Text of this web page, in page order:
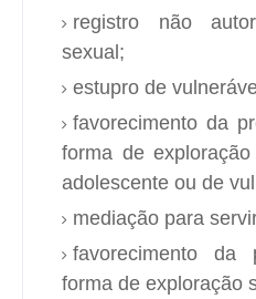
registro não
sexual;
estupro de
favorecimento da
forma de
adolescente ou de
mediação para
favorecimento da
forma de exploração